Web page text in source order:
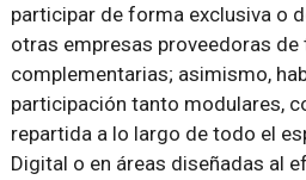
participar de forma exclusiva o
otras empresas proveedoras
complementarias; asimismo,
participación tanto modulares,
repartida a lo largo de todo el
Digital o en áreas diseñadas al